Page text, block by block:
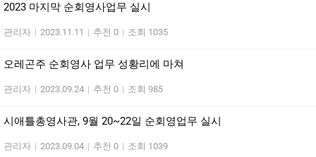
2023 마지막 순회영사업무 실시
관리자 | 2023.11.11 | 추천 0 | 조회 1035
오레곤주 순회영사 업무 성황리에 마쳐
관리자 | 2023.09.24 | 추천 0 | 조회 985
시애틀총영사관, 9월 20~22일 순회영업무 실시
관리자 | 2023.09.04 | 추천 0 | 조회 1039